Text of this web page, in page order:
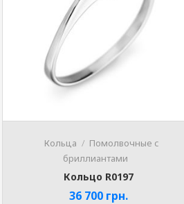
Кольца
Помолвочные с
бриллиантами
Кольцо R0197
36 700 грн.